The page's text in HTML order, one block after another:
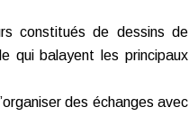
constitués de dessins de
qui balayent les principaux
des échanges avec